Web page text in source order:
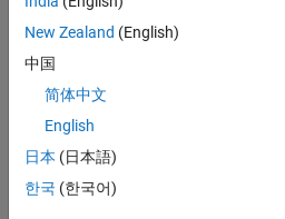
fields
vector of
other
string
matlab.metadata.Class
HeaderField
New Zealand (English)
中国
简体中文
English
日本 (日本語)
한국 (한국어)